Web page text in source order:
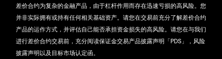
差价合约为复杂的金融产品，由于杠杆作用而存在迅速亏损的高风险。您
并非实际拥有或持有任何相关基础资产。请您在交易前充分了解差价合约
产品的运作方式，并评估自己能否承担资金损失的高风险。请您在与我们
进行差价合约交易前，充分阅读保证金交易产品披露声明「PDS」，风险
披露声明以及目标市场认定函。